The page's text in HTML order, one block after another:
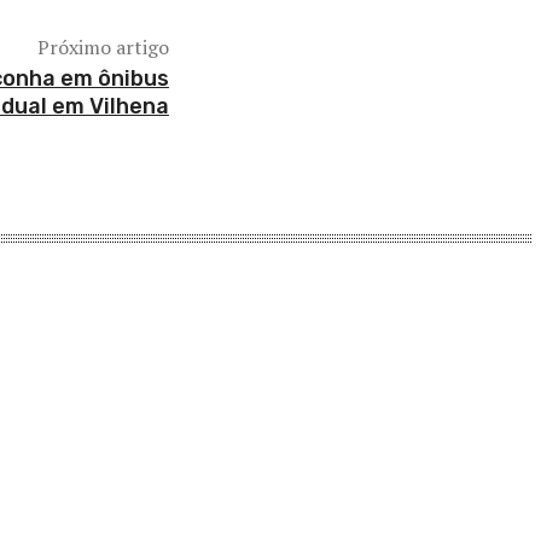
Próximo artigo
em ônibus
em Vilhena